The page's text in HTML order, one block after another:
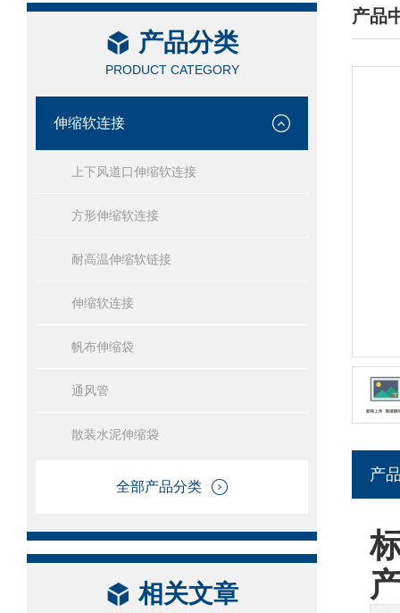
产品分类
PRODUCT CATEGORY
伸缩软连接
上下风道口伸缩软连接
方形伸缩软连接
耐高温伸缩软链接
伸缩软连接
帆布伸缩袋
通风管
散装水泥伸缩袋
全部产品分类
相关文章
产品
/
产